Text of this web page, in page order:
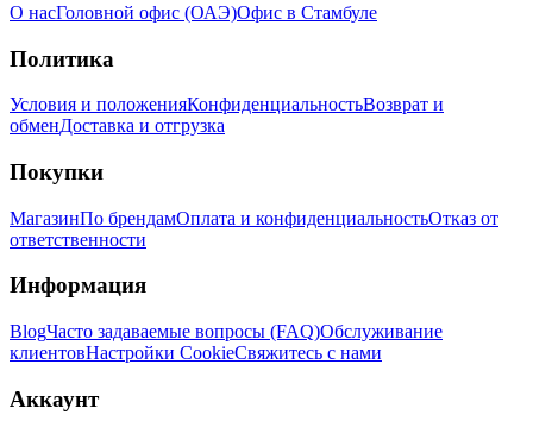
О насГоловной офис (ОАЭ)Офис в Стамбуле
Политика
Условия и положенияКонфиденциальностьВозврат и
обменДоставка и отгрузка
Покупки
МагазинПо брендамОплата и конфиденциальностьОтказ от
ответственности
Информация
BlogЧасто задаваемые вопросы (FAQ)Обслуживание
клиентовНастройки CookieСвяжитесь с нами
Аккаунт